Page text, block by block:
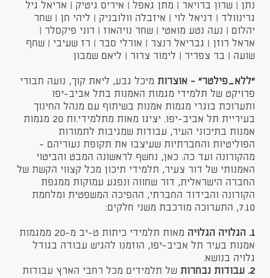
נתן | שרון ברויאר | מתן גאפל | איריס גיטיק | אריאל גיל
גרינוולד | דניאל לוי | איזבלה וולובניק | ליהי חן | שחר
יהלום | נעה נטע מואטי | שחר נויהאוז | רוני פיקסלר |
אראל רוזן | גבריאל רנצר | אורלי סבר | רז שעיבי | שחף
שועה | בר צפריר | לימור צרור | ליאם שמבון
"ללא_פילטר" - אוצרות מיכל גבע, ליאת קוך, נועה תבורי
פרויקט של תלמידי מגמות האמנות בתל אביב-יפו
ותערוכת בוגרי מגמות אמנות בשיתוף עם מנהל החינוך
בעיריית תל אביב-יפו. יציגו מאות מתלמידי.ות 20 מגמות
אמנות בתיכוני העיר, עבודות שמגיבות לתמורות
הפוליטיות והחברתיות שעיצבו את תקופת נעוריהם -
מהקורונה ועד כה. כאן, נחשף לראשונה המבט והביטוי
האמנותי של דור צעיר, תלמידי תיכון מכל קצווי הקשת של
החברה הישראלית, דור שחווה ונפגע עמוקות ממגפת
הקורונה והבידוד החברתי, ההפיכה המשפטית ומלחמת
7.10, התערוכה מורכבת משני חלקים:
1. הגלויה הגלויה
מאות תלמידי כיתות ט-יב מ-20 ממגמות
אמנות בעיר תל אביב-יפו, הוזמנו להגיש עבודה בגודל
גלויה בנושא.
2. עבודות נבחרות של תלמידים מכל רחבי הארץ עבודות